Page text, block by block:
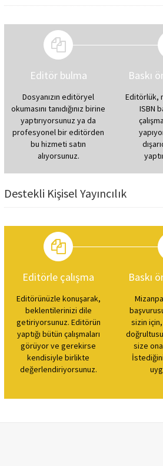
Editör bulma
Dosyanızın editöryel
okumasını tanıdığınız birine
yaptırıyorsunuz ya da
profesyonel bir editörden
bu hizmeti satın
alıyorsunuz.
Baskı
Editörlük,
ISBN
Destekli Kişisel Yayıncılık
Editörle çalışma
Editörünüzle konuşarak,
beklentilerinizi dile
getiriyorsunuz. Editörün
yaptığı bütün çalışmaları
görüyor ve gerekirse
kendisiyle birlikte
değerlendiriyorsunuz.
Baskı
sizin
size